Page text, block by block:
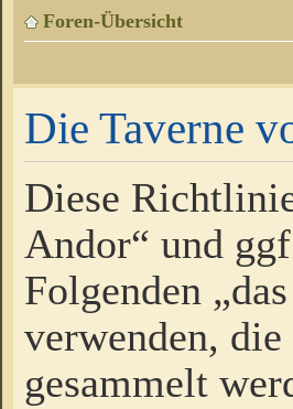
Foren-Übersicht
Die Taverne
Diese
Andor“ und
Folgenden
verwenden,
gesammelt